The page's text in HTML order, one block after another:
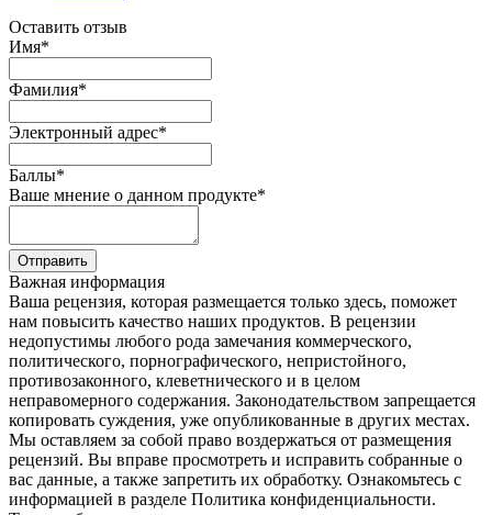
Оставить отзыв
Имя*
Фамилия*
Электронный адрес*
Баллы*
Ваше мнение о данном продукте*
Отправить
Важная информация
Ваша рецензия, которая размещается только здесь, поможет
нам повысить качество наших продуктов. В рецензии
недопустимы любого рода замечания коммерческого,
политического, порнографического, непристойного,
противозаконного, клеветнического и в целом
неправомерного содержания. Законодательством запрещается
копировать суждения, уже опубликованные в других местах.
Мы оставляем за собой право воздержаться от размещения
рецензий. Вы вправе просмотреть и исправить собранные о
вас данные, а также запретить их обработку. Ознакомьтесь с
информацией в разделе Политика конфиденциальности.